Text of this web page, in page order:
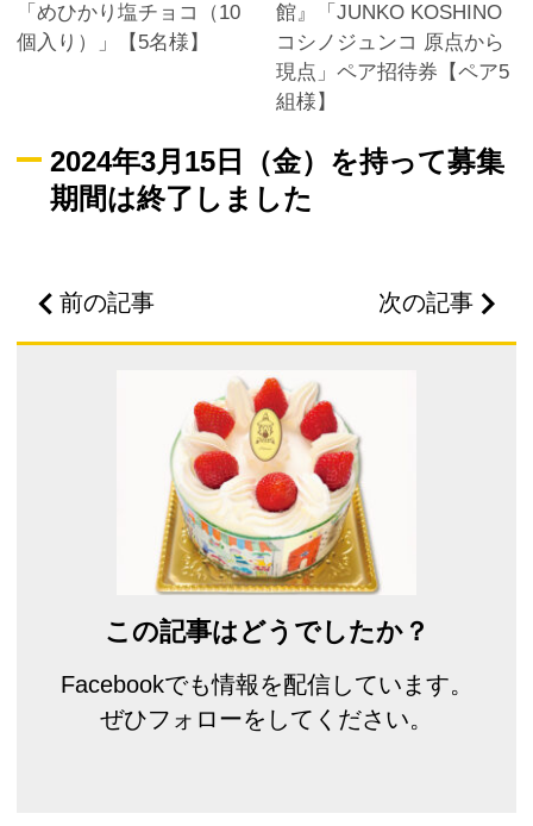
「めひかり塩チョコ（10
個入り）」【5名様】
館』「JUNKO KOSHINO
コシノジュンコ 原点から
現点」ペア招待券【ペア5
組様】
2024年3月15日（金）を持って募集
期間は終了しました
前の記事 次の記事
この記事はどうでしたか？
Facebookでも情報を配信しています。
ぜひフォローをしてください。